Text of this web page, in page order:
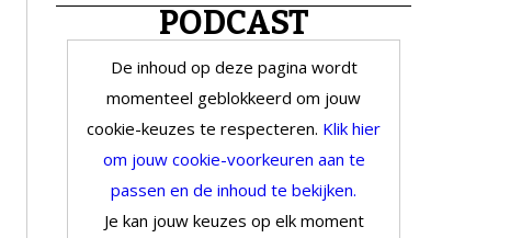
PODCAST
De inhoud op deze pagina wordt
momenteel geblokkeerd om jouw
cookie-keuzes te respecteren. Klik hier
om jouw cookie-voorkeuren aan te
passen en de inhoud te bekijken.
Je kan jouw keuzes op elk moment